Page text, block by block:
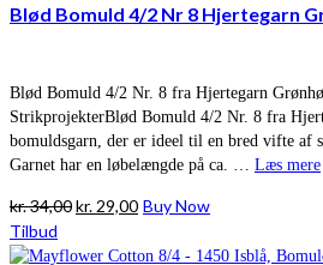
Blød Bomuld 4/2 Nr 8 Hjertegarn
Blød Bomuld 4/2 Nr. 8 fra Hjertegarn
StrikprojekterBlød Bomuld 4/2 Nr. 8 fra
bomuldsgarn, der er ideel til en bred vifte af
Garnet har en løbelængde på ca. … Læs mere
kr.34,00Den
pris
kr. 29,00Den
pris
Buy Now
Tilbud